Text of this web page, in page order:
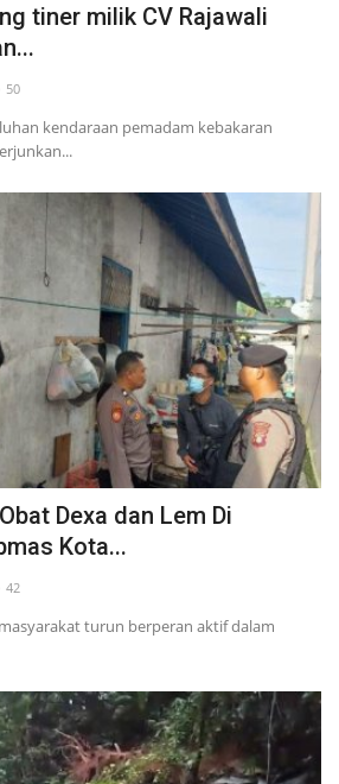
tiner milik CV Rajawali
50
kendaraan pemadam kebakaran
Dexa dan Lem Di
Kota...
42
turun berperan aktif dalam